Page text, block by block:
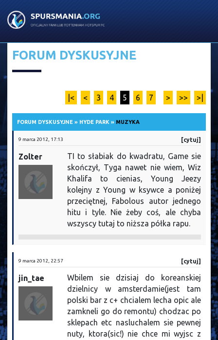
FORUM DYSKUSYJNE
|< < 3 4 5 6 7 > >> >|
FORUM DYSKUSYJNE » HYDE PARK » MUZYKA
9 marca 2012, 17:13 [cytuj]
Zolter
TI to słabiak do kwadratu, Game sie
skończył, Tyga nawet nie wiem, Wiz
Khalifa to cienias, Young Jeezy
kolejny z Young w ksywce a poniżej
przeciętnej, Fabolous autor jednego
hitu i tyle. Nie żeby coś, ale chyba
wszyscy tutaj to niższa półka rapu.
9 marca 2012, 22:57 [cytuj]
jin_tae
Wbilem sie dzisiaj do koreanskiej
dzielnicy w amsterdamie(jest tam
polski bar z c+ chcialem lecha opic ale
zamkneli go do remontu) chodzac po
sklepach etc nasluchalem sie pewnej
nuty, ktora(sic!) nie chce mi wyjsc z